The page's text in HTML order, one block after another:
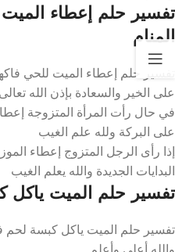
تفسير حلم إعطاء
المنام
تفسير حلم إعطاء الميت للحي
على الخير والسعادة بإذن الله تعالى
في حال رأت المرأة المتزوجة
على البركة ولله علم الغيب
إذا رأى الرجل المتزوج إعطاء
البدايات الجديدة والله يعلم الغيب
تفسير حلم الميت ياكل
تفسير حلم الميت ياكل كبسة لحم
والله أعلى وأعلم